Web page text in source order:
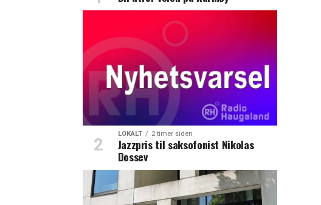
LOKALT 2 timer siden
Jazzpris til saksofonist Nikolas
Dossev